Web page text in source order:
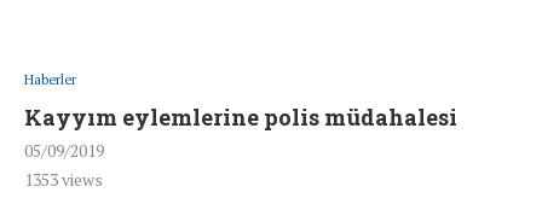
Haberler
Kayyım eylemlerine polis müdahalesi
05/09/2019
1353views